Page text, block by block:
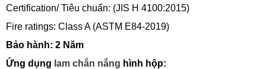
Certification/ Tiêu chuẩn: (JIS H 4100:2015)
Fire ratings: Class A (ASTM E84-2019)
Bảo hành: 2 Năm
Ứng dụng lam chắn nắng hình hộp: